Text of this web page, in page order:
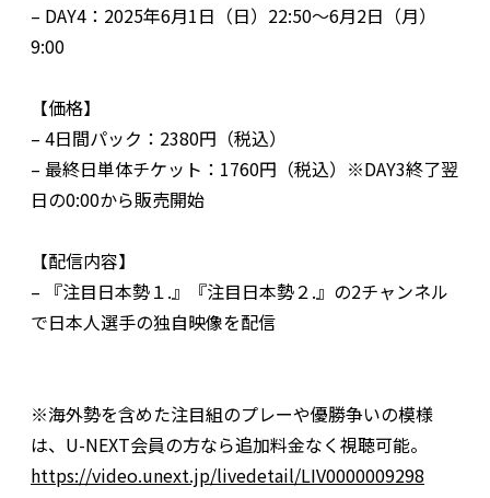
– DAY4：2025年6月1日（日）22:50～6月2日（月）
9:00
【価格】
– 4日間パック：2380円（税込）
– 最終日単体チケット：1760円（税込）※DAY3終了翌
日の0:00から販売開始
【配信内容】
– 『注目日本勢１.』『注目日本勢２.』の2チャンネル
で日本人選手の独自映像を配信
※海外勢を含めた注目組のプレーや優勝争いの模様
は、U-NEXT会員の方なら追加料金なく視聴可能。
https://video.unext.jp/livedetail/LIV0000009298